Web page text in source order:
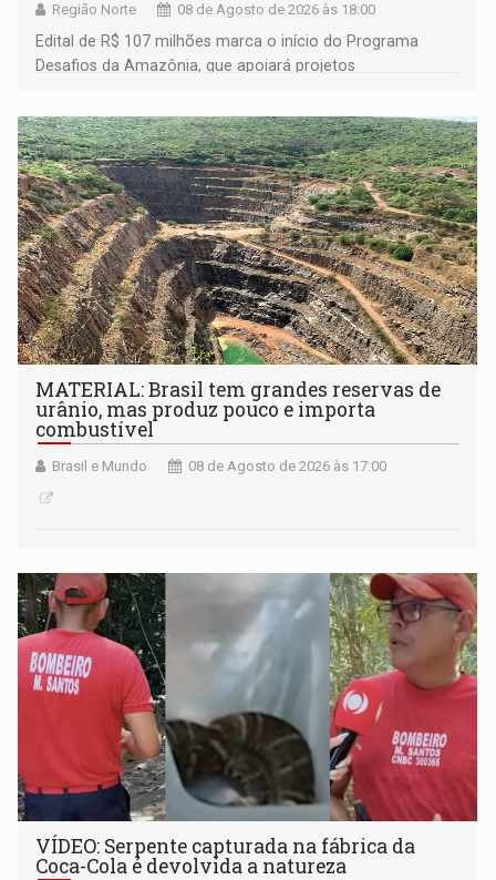
Região Norte 08 de Agosto de 2026 às 18:00
Edital de R$ 107 milhões marca o início do Programa
Desafios da Amazônia, que apoiará projetos
submissão de pré-propostas poderá ser feita até 1º de
setembro
MATERIAL: Brasil tem grandes reservas de
urânio, mas produz pouco e importa
combustível
Brasil e Mundo 08 de Agosto de 2026 às 17:00
VÍDEO: Serpente capturada na fábrica da
Coca-Cola é devolvida a natureza